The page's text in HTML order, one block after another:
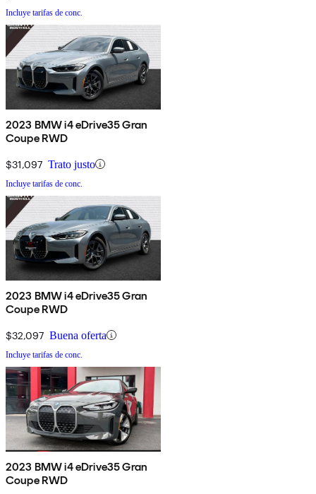
Incluye tarifas de conc.
2023 BMW i4 eDrive35 Gran
Coupe RWD
$31,097 Trato justo
Incluye tarifas de conc.
2023 BMW i4 eDrive35 Gran
Coupe RWD
$32,097 Buena oferta
Incluye tarifas de conc.
2023 BMW i4 eDrive35 Gran
Coupe RWD